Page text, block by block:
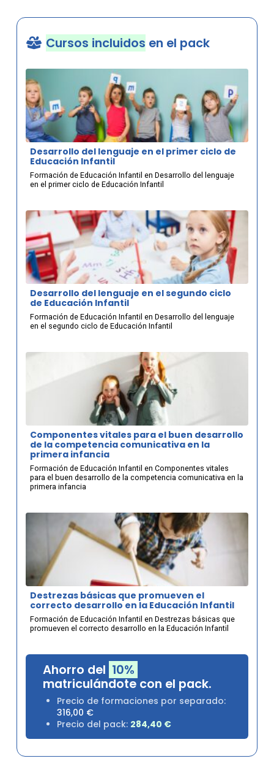
Cursos incluidos en el pack
Desarrollo del lenguaje en el primer ciclo de
Educación Infantil
Formación de Educación Infantil en Desarrollo del lenguaje
en el primer ciclo de Educación Infantil
Desarrollo del lenguaje en el segundo ciclo
de Educación Infantil
Formación de Educación Infantil en Desarrollo del lenguaje
en el segundo ciclo de Educación Infantil
Componentes vitales para el buen desarrollo
de la competencia comunicativa en la
primera infancia
Formación de Educación Infantil en Componentes vitales
para el buen desarrollo de la competencia comunicativa en la
primera infancia
Destrezas básicas que promueven el
correcto desarrollo en la Educación Infantil
Formación de Educación Infantil en Destrezas básicas que
promueven el correcto desarrollo en la Educación Infantil
Ahorro del 10%
matriculándote con el pack.
Precio de formaciones por separado:
316,00 €
Precio del pack: 284,40 €